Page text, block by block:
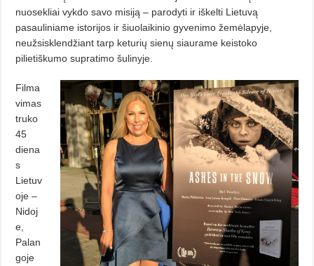
nuosekliai vykdo savo misiją – parodyti ir iškelti Lietuvą
pasauliniame istorijos ir šiuolaikinio gyvenimo žemėlapyje,
neužsisklendžiant tarp keturių sienų siaurame keistoko
pilietiškumo supratimo šulinyje.
Filma
vimas
truko
45
diena
s
Lietuv
oje –
Nidoj
e,
Palan
goje